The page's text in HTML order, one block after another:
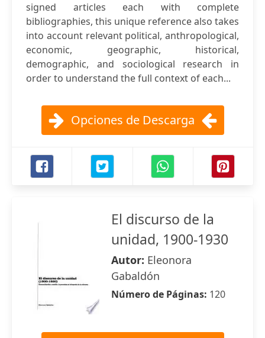
signed articles each with complete
bibliographies, this unique reference also takes
into account relevant political, anthropological,
economic, geographic, historical,
demographic, and sociological research in
order to understand the full context of each...
Opciones de Descarga
El discurso de la
unidad, 1900-1930
Autor: Eleonora
Gabaldón
Número de Páginas: 120